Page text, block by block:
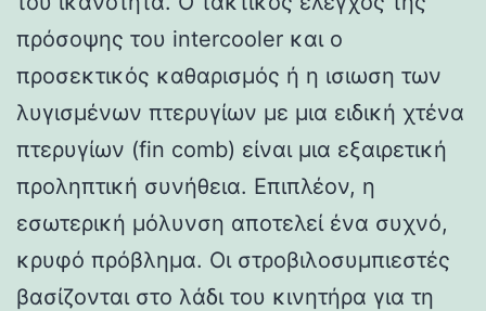
πρόσοψης του intercooler και ο
προσεκτικός καθαρισμός ή η ισιωση των
λυγισμένων πτερυγίων με μια ειδική χτένα
πτερυγίων (fin comb) είναι μια εξαιρετική
προληπτική συνήθεια. Επιπλέον, η
εσωτερική μόλυνση αποτελεί ένα συχνό,
κρυφό πρόβλημα. Οι στροβιλοσυμπιεστές
βασίζονται στο λάδι του κινητήρα για τη